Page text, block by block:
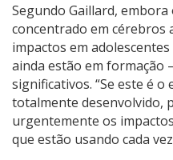
Segundo Gaillard,
concentrado em cérebros
impactos em
ainda estão em formação
significativos. “Se este é
totalmente desenvolvido,
urgentemente os
que estão usando cada